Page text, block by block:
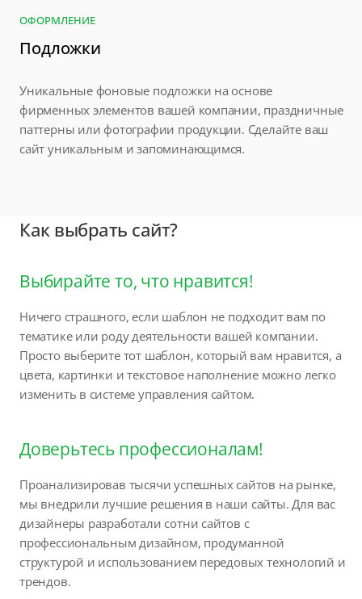
ОФОРМЛЕНИЕ
Подложки
Уникальные фоновые подложки на основе
фирменных элементов вашей компании, праздничные
паттерны или фотографии продукции. Сделайте ваш
сайт уникальным и запоминающимся.
Как выбрать сайт?
Выбирайте то, что нравится!
Ничего страшного, если шаблон не подходит вам по
тематике или роду деятельности вашей компании.
Просто выберите тот шаблон, который вам нравится, а
цвета, картинки и текстовое наполнение можно легко
изменить в системе управления сайтом.
Доверьтесь профессионалам!
Проанализировав тысячи успешных сайтов на рынке,
мы внедрили лучшие решения в наши сайты. Для вас
дизайнеры разработали сотни сайтов с
профессиональным дизайном, продуманной
структурой и использованием передовых технологий и
трендов.